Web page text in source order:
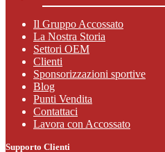
Il Gruppo Accossato
La Nostra Storia
Settori OEM
Clienti
Sponsorizzazioni sportive
Blog
Punti Vendita
Contattaci
Lavora con Accossato
Supporto Clienti